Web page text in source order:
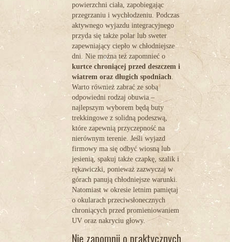
powierzchni ciała, zapobiegając
przegrzaniu i wychłodzeniu. Podczas
aktywnego wyjazdu integracyjnego
przyda się także polar lub sweter
zapewniający ciepło w chłodniejsze
dni. Nie można też zapomnieć o
kurtce chroniącej przed deszczem i
wiatrem oraz długich spodniach
Warto również zabrać ze sobą
odpowiedni rodzaj obuwia –
najlepszym wyborem będą buty
trekkingowe z solidną podeszwą,
które zapewnią przyczepność na
nierównym terenie. Jeśli wyjazd
firmowy ma się odbyć wiosną lub
jesienią, spakuj także czapkę, szalik i
rękawiczki, ponieważ zazwyczaj w
górach panują chłodniejsze warunki.
Natomiast w okresie letnim pamiętaj
o okularach przeciwsłonecznych
chroniących przed promieniowaniem
UV oraz nakryciu głowy.
Nie zapomnij o praktycznych